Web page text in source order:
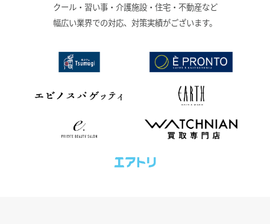
クール・習い事・介護施設・住宅・不動産など
幅広い業界での対応、対策実績がございます。